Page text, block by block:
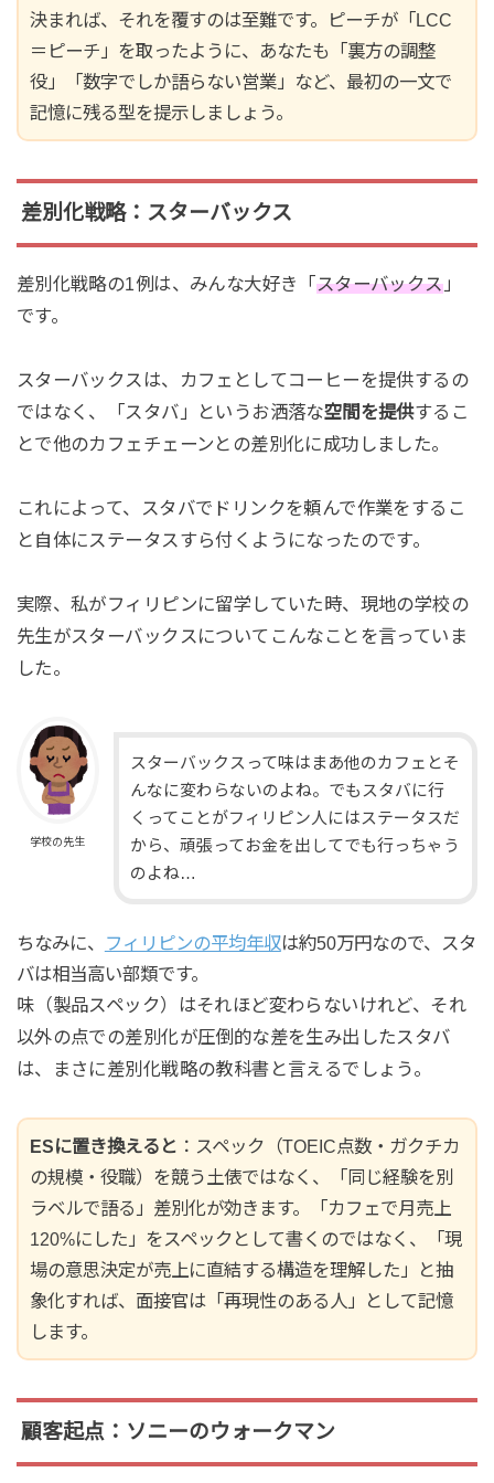
決まれば、それを覆すのは至難です。ピーチが「LCC
＝ピーチ」を取ったように、あなたも「裏方の調整
役」「数字でしか語らない営業」など、最初の一文で
記憶に残る型を提示しましょう。
差別化戦略：スターバックス
差別化戦略の1例は、みんな大好き「スターバックス」
です。
スターバックスは、カフェとしてコーヒーを提供するの
ではなく、「スタバ」というお洒落な空間を提供するこ
とで他のカフェチェーンとの差別化に成功しました。
これによって、スタバでドリンクを頼んで作業をするこ
と自体にステータスすら付くようになったのです。
実際、私がフィリピンに留学していた時、現地の学校の
先生がスターバックスについてこんなことを言っていま
した。
学校の先生
スターバックスって味はまあ他のカフェとそ
んなに変わらないのよね。でもスタバに行
くってことがフィリピン人にはステータスだ
から、頑張ってお金を出してでも行っちゃう
のよね…
ちなみに、 フィリピンの平均年収は約50万円なので、スタ
バは相当高い部類です。
味（製品スペック）はそれほど変わらないけれど、それ
以外の点での差別化が圧倒的な差を生み出したスタバ
は、まさに差別化戦略の教科書と言えるでしょう。
ESに置き換えると ：スペック（TOEIC点数・ガクチカ
の規模・役職）を競う土俵ではなく、「同じ経験を別
ラベルで語る」差別化が効きます。「カフェで月売上
120%にした」をスペックとして書くのではなく、「現
場の意思決定が売上に直結する構造を理解した」と抽
象化すれば、面接官は「再現性のある人」として記憶
します。
顧客起点：ソニーのウォークマン